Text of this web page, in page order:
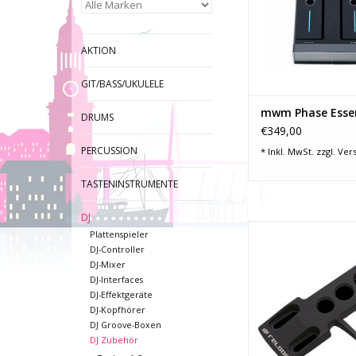
AKTION
GIT/BASS/UKULELE
DRUMS
PERCUSSION
TASTENINSTRUMENTE
DJ
Plattenspieler
DJ-Controller
DJ-Mixer
DJ-Interfaces
DJ-Effektgeräte
DJ-Kopfhörer
DJ Groove-Boxen
DJ Zubehör
-ultrapräzise
-anpassbare LED als
auf der
ZUM WARENKORB
mwm Phase
€349,00
* Inkl. MwSt. zzgl.
-Aus hoch
Aluminium
-Passend für
-nur Headshell ohne
ZUM WARENKORB